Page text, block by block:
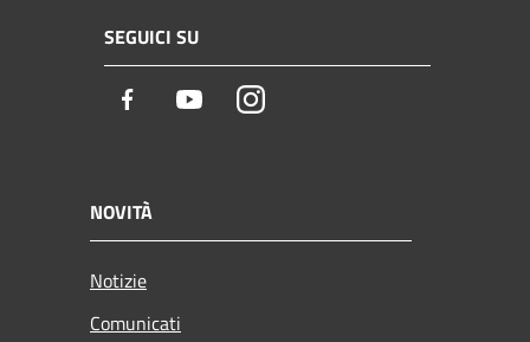
SEGUICI SU
Facebook YoutubeInstagram
NOVITÀ
Notizie
Comunicati